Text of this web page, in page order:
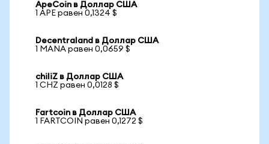
ApeCoin в Доллар США
1 APE равен 0,1324 $
Decentraland в Доллар США
1 MANA равен 0,0659 $
chiliZ в Доллар США
1 CHZ равен 0,0128 $
Fartcoin в Доллар США
1 FARTCOIN равен 0,1272 $